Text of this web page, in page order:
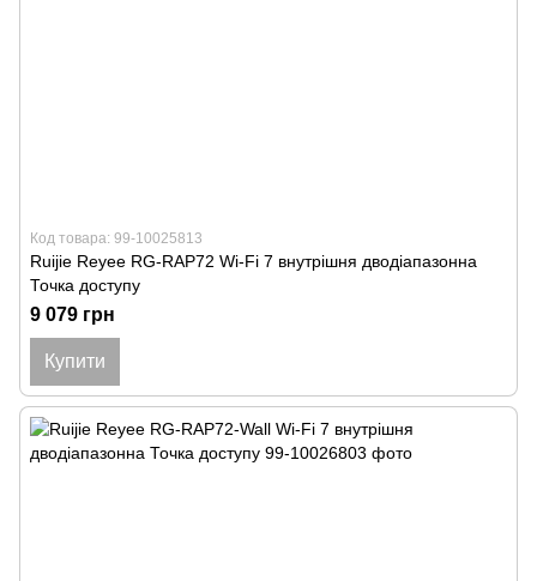
Код товара: 99-10025813
Ruijie Reyee RG-RAP72 Wi-Fi 7 внутрішня дводіапазонна
Точка доступу
9 079 грн
Купити